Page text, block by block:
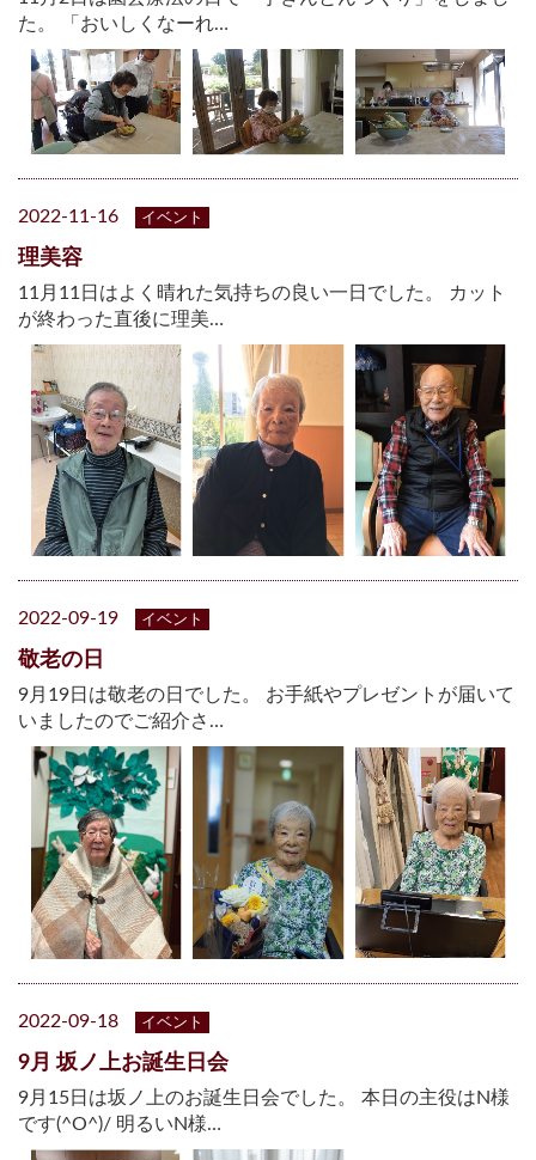
た。 「おいしくなーれ…
2022-11-16 イベント
理美容
11月11日はよく晴れた気持ちの良い一日でした。 カット
が終わった直後に理美…
2022-09-19 イベント
敬老の日
9月19日は敬老の日でした。 お手紙やプレゼントが届いて
いましたのでご紹介さ…
2022-09-18 イベント
9月 坂ノ上お誕生日会
9月15日は坂ノ上のお誕生日会でした。 本日の主役はN様
です(^O^)/ 明るいN様…